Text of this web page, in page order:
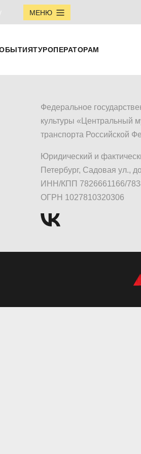
МЕНЮ
ТУРОПЕРАТОРАМ
Федеральное
культуры «Центральный
транспорта Российской
Юридический и
Петербург, Садовая ул.,
ИНН/КПП 7826661166/
ОГРН 1027810320306